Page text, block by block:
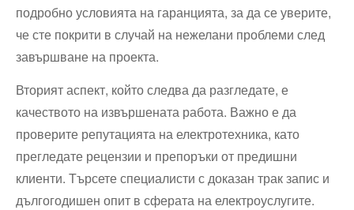
подробно условията на гаранцията, за да се уверите,
че сте покрити в случай на нежелани проблеми след
завършване на проекта.
Вторият аспект, който следва да разгледате, е
качеството на извършената работа. Важно е да
проверите репутацията на електротехника, като
прегледате рецензии и препоръки от предишни
клиенти. Търсете специалисти с доказан трак запис и
дългогодишен опит в сферата на електроуслугите.